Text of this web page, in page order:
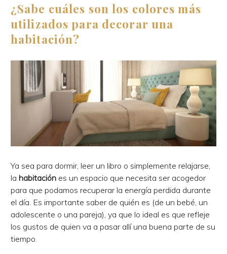
¿Sabe cuáles son los colores más
utilizados para decorar una
habitación?
Ya sea para dormir, leer un libro o simplemente relajarse,
la habitación es un espacio que necesita ser acogedor
para que podamos recuperar la energía perdida durante
el día. Es importante saber de quién es (de un bebé, un
adolescente o una pareja), ya que lo ideal es que refleje
los gustos de quien va a pasar allí una buena parte de su
tiempo.